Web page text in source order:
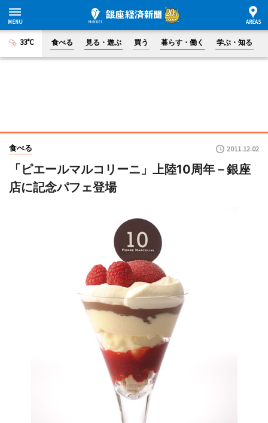
33°C 食べる 見る・遊ぶ 買う 暮らす・働く 学ぶ・知る
食べる 2011.12.02
「ピエールマルコリーニ」上陸10周年－銀座
店に記念パフェ登場